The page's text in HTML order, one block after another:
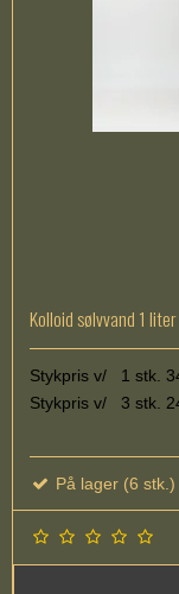
Kolloid sølvvand 1
Stykpris v/ 1 stk.
Stykpris v/ 3 stk.
På lager (6 stk.)